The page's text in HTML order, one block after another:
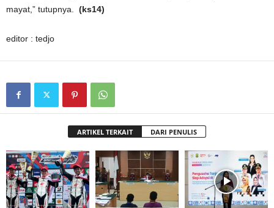
mayat,” tutupnya. (ks14)
editor : tedjo
ARTIKEL TERKAIT DARI PENULIS